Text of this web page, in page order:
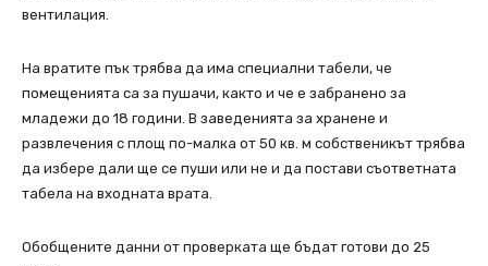
вентилация.
На вратите пък трябва да има специални табели, че
помещенията са за пушачи, както и че е забранено за
младежи до 18 години. В заведенията за хранене и
развлечения с площ по-малка от 50 кв. м собственикът трябва
да избере дали ще се пуши или не и да постави съответната
табела на входната врата.
Обобщените данни от проверката ще бъдат готови до 25